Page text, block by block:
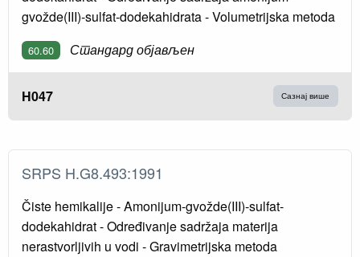
gvožde(III)-sulfat-dodekahidrata - Volumetrijska metoda
60.60 Стандард објављен
H047 Сазнај више
SRPS H.G8.493:1991
Čiste hemikalije - Amonijum-gvožde(III)-sulfat-
dodekahidrat - Određivanje sadržaja materija
nerastvorljivih u vodi - Gravimetrijska metoda